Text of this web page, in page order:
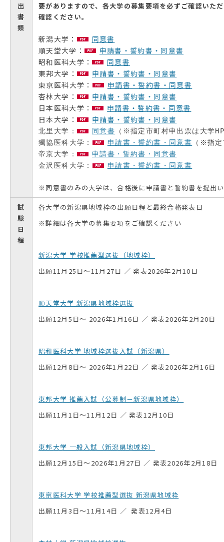
出
書
類
要がありますので、各大学の募集要項を必ずご確認いた
確認ください。
新潟大学：
同意書
順天堂大学：
申請書・誓約書・同意書
昭和医科大学：
同意書
東邦大学：
申請書・誓約書・同意書
東京医科大学：
申請書・誓約書・同意書
杏林大学：
申請書・誓約書・同意書
日本医科大学：
申請書・誓約書・同意書
日本大学：
申請書・誓約書・同意書
北里大学： 同意書 （※指定市町村申出票は大学
獨協医科大学：
申請書・誓約書・同意書 （※指
帝京大学：
申請書・誓約書・同意書
金沢医科大学：
申請書・誓約書・同意書
※同意書のみの大学は、合格後に申請書と誓約書を提出
試
験
日
程
各大学の新潟県地域枠の出願日程と最終合格発表日
※詳細は各大学の募集要項をご確認ください
新潟大学 学校推薦型選抜（地域枠）
出願11月25日～11月27日 ／ 発表2026年2月10日
順天堂大学 新潟県地域枠選抜
出願12月5日〜 2026年1月16日 ／ 発表2026年2月20日
昭和医科大学 地域枠選抜入試（新潟県）
出願12月8日〜 2026年1月22日 ／ 発表2026年2月16日
東邦大学 推薦入試（公募制－新潟県地域枠）
出願11月1日～11月12日 ／ 発表12月10日
東邦大学 一般入試（新潟県地域枠）
出願12月15日～2026年1月27日 ／ 発表2026年2月18日
東京医科大学 学校推薦型選抜 新潟県地域枠
出願11月3日～11月14日 ／ 発表12月4日